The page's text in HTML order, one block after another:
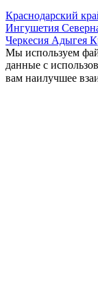
Краснодарский
Ингушетия
Черкесия Адыгея
Мы используем
данные с
вам наилучшее